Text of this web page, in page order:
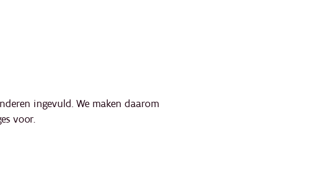
ingevuld. We maken daarom
voor.